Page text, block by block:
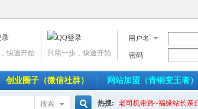
用户名
密码
只需一步，快速开始
快速开始
创业圈子（微信社群） 网站加盟（青铜变王者）
搜索 热搜: 老司机带路~福缘站长亲